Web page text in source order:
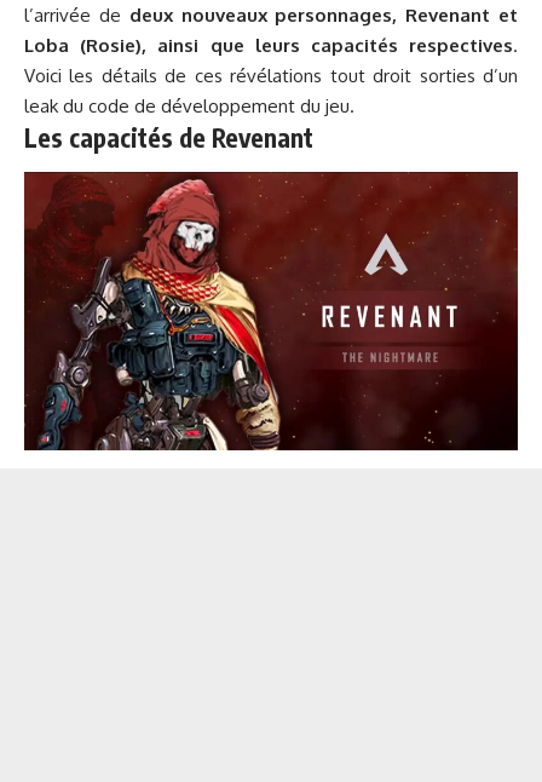
l’arrivée de deux nouveaux personnages, Revenant et
Loba (Rosie), ainsi que leurs capacités respectives.
Voici les détails de ces révélations tout droit sorties d’un
leak du code de développement du jeu.
Les capacités de Revenant